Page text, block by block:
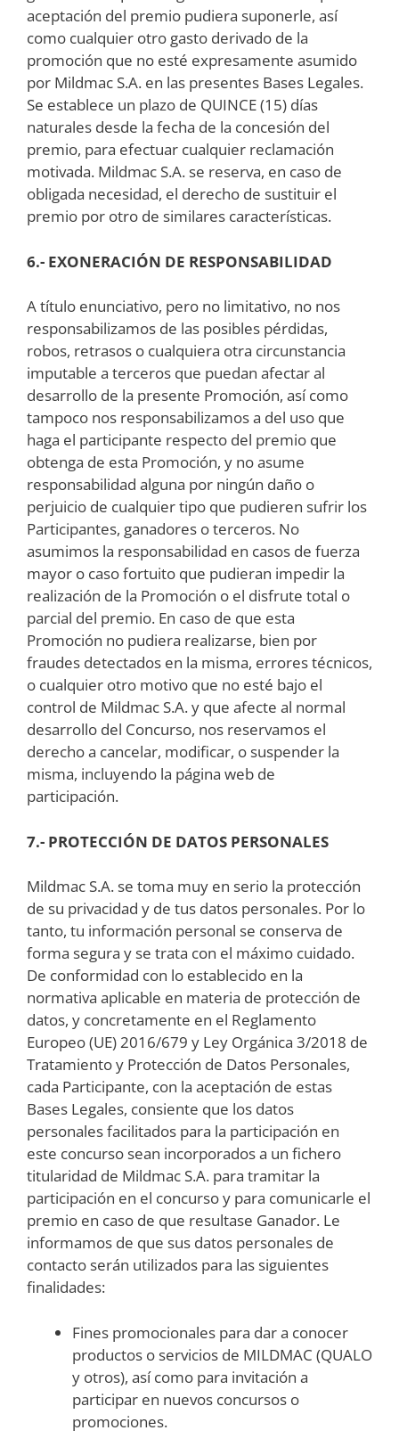
aceptación del premio pudiera suponerle, así
como cualquier otro gasto derivado de la
promoción que no esté expresamente asumido
por Mildmac S.A. en las presentes Bases Legales.
Se establece un plazo de QUINCE (15) días
naturales desde la fecha de la concesión del
premio, para efectuar cualquier reclamación
motivada. Mildmac S.A. se reserva, en caso de
obligada necesidad, el derecho de sustituir el
premio por otro de similares características.
6.- EXONERACIÓN DE RESPONSABILIDAD
A título enunciativo, pero no limitativo, no nos
responsabilizamos de las posibles pérdidas,
robos, retrasos o cualquiera otra circunstancia
imputable a terceros que puedan afectar al
desarrollo de la presente Promoción, así como
tampoco nos responsabilizamos a del uso que
haga el participante respecto del premio que
obtenga de esta Promoción, y no asume
responsabilidad alguna por ningún daño o
perjuicio de cualquier tipo que pudieren sufrir los
Participantes, ganadores o terceros. No
asumimos la responsabilidad en casos de fuerza
mayor o caso fortuito que pudieran impedir la
realización de la Promoción o el disfrute total o
parcial del premio. En caso de que esta
Promoción no pudiera realizarse, bien por
fraudes detectados en la misma, errores técnicos,
o cualquier otro motivo que no esté bajo el
control de Mildmac S.A. y que afecte al normal
desarrollo del Concurso, nos reservamos el
derecho a cancelar, modificar, o suspender la
misma, incluyendo la página web de
participación.
7.- PROTECCIÓN DE DATOS PERSONALES
Mildmac S.A. se toma muy en serio la protección
de su privacidad y de tus datos personales. Por lo
tanto, tu información personal se conserva de
forma segura y se trata con el máximo cuidado.
De conformidad con lo establecido en la
normativa aplicable en materia de protección de
datos, y concretamente en el Reglamento
Europeo (UE) 2016/679 y Ley Orgánica 3/2018 de
Tratamiento y Protección de Datos Personales,
cada Participante, con la aceptación de estas
Bases Legales, consiente que los datos
personales facilitados para la participación en
este concurso sean incorporados a un fichero
titularidad de Mildmac S.A. para tramitar la
participación en el concurso y para comunicarle el
premio en caso de que resultase Ganador. Le
informamos de que sus datos personales de
contacto serán utilizados para las siguientes
finalidades:
Fines promocionales para dar a conocer
productos o servicios de MILDMAC (QUALO
y otros), así como para invitación a
participar en nuevos concursos o
promociones.